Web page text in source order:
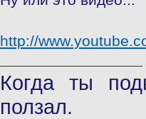
http://
Когда ты
ползал.